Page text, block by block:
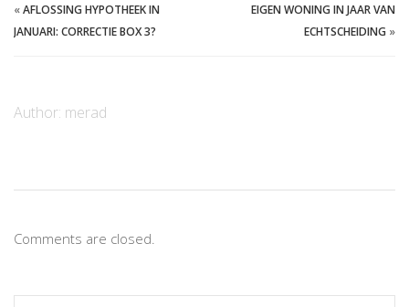
«AFLOSSING HYPOTHEEK IN
JANUARI: CORRECTIE BOX 3?
EIGEN WONING IN JAAR VAN
ECHTSCHEIDING »
Author: merad
Comments are closed.